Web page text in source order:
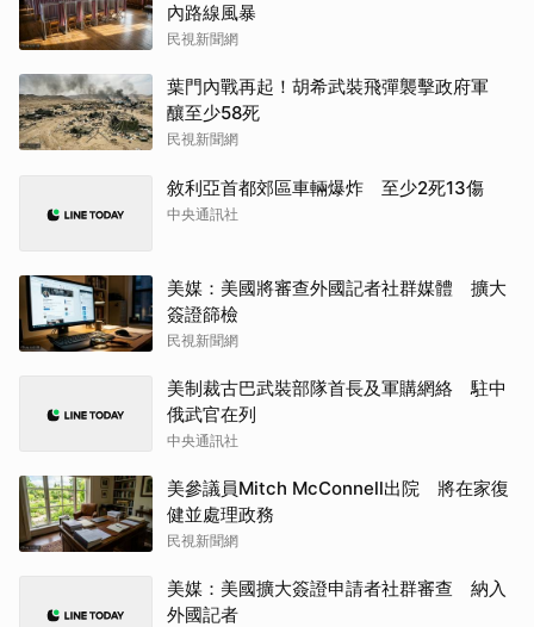
內路線風暴
民視新聞網
葉門內戰再起！胡希武裝飛彈襲擊政府軍
釀至少58死
民視新聞網
敘利亞首都郊區車輛爆炸 至少2死13傷
中央通訊社
美媒：美國將審查外國記者社群媒體 擴大
簽證篩檢
民視新聞網
美制裁古巴武裝部隊首長及軍購網絡 駐中
俄武官在列
中央通訊社
美參議員Mitch McConnell出院 將在家復
健並處理政務
民視新聞網
美媒：美國擴大簽證申請者社群審查 納入
外國記者